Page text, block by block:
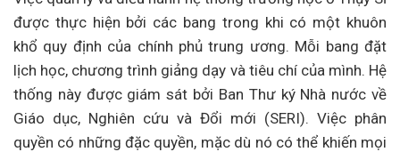
được thực hiện bởi các bang trong khi có một khuôn
khổ quy định của chính phủ trung ương. Mỗi bang đặt
lịch học, chương trình giảng dạy và tiêu chí của mình. Hệ
thống này được giám sát bởi Ban Thư ký Nhà nước về
Giáo dục, Nghiên cứu và Đổi mới (SERI). Việc phân
quyền có những đặc quyền, mặc dù nó có thể khiến mọi